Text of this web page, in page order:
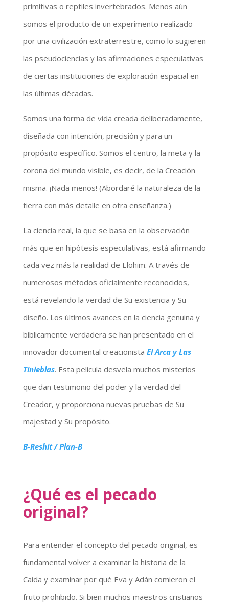
primitivas o reptiles invertebrados. Menos aún
somos el producto de un experimento realizado
por una civilización extraterrestre, como lo sugieren
las pseudociencias y las afirmaciones especulativas
de ciertas instituciones de exploración espacial en
las últimas décadas.
Somos una forma de vida creada deliberadamente,
diseñada con intención, precisión y para un
propósito específico. Somos el centro, la meta y la
corona del mundo visible, es decir, de la Creación
misma. ¡Nada menos! (Abordaré la naturaleza de la
tierra con más detalle en otra enseñanza.)
La ciencia real, la que se basa en la observación
más que en hipótesis especulativas, está afirmando
cada vez más la realidad de Elohim. A través de
numerosos métodos oficialmente reconocidos,
está revelando la verdad de Su existencia y Su
diseño. Los últimos avances en la ciencia genuina y
bíblicamente verdadera se han presentado en el
innovador documental creacionista El Arca y Las
Tinieblas. Esta película desvela muchos misterios
que dan testimonio del poder y la verdad del
Creador, y proporciona nuevas pruebas de Su
majestad y Su propósito.
B-Reshit / Plan-B
¿Qué es el pecado
original?
Para entender el concepto del pecado original, es
fundamental volver a examinar la historia de la
Caída y examinar por qué Eva y Adán comieron el
fruto prohibido. Si bien muchos maestros cristianos